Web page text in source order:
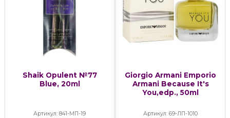
Shaik Opulent №77
Blue, 20ml
Артикул: 841-МП-19
Giorgio Armani Emporio
Armani Because It's
You,edp., 50ml
Артикул: 69-ЛП-1010